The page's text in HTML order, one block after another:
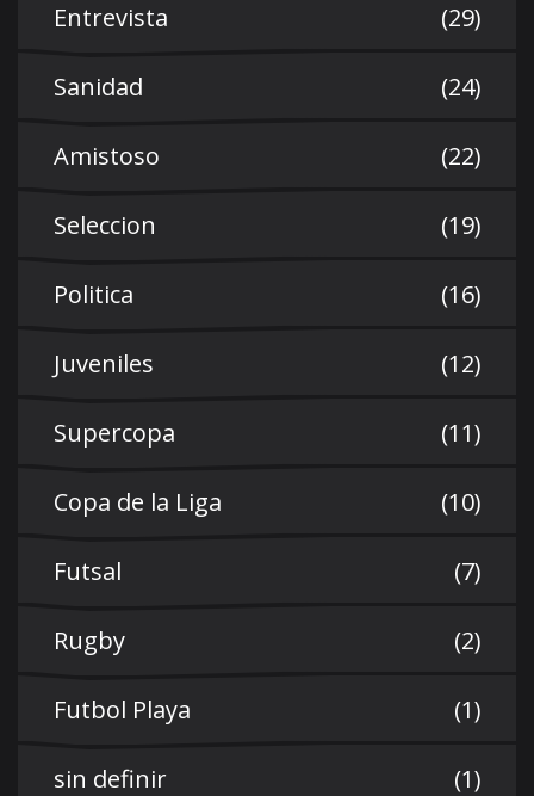
Entrevista (29)
Sanidad (24)
Amistoso (22)
Seleccion (19)
Politica (16)
Juveniles (12)
Supercopa (11)
Copa de la Liga (10)
Futsal (7)
Rugby (2)
Futbol Playa (1)
sin definir (1)